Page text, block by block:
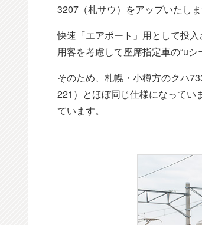
3207（札サウ）をアップいたしま
快速「エアポート」用として投
用客を考慮して座席指定車の“u
そのため、札幌・小樽方のクハ
221）とほぼ同じ仕様になってい
ています。